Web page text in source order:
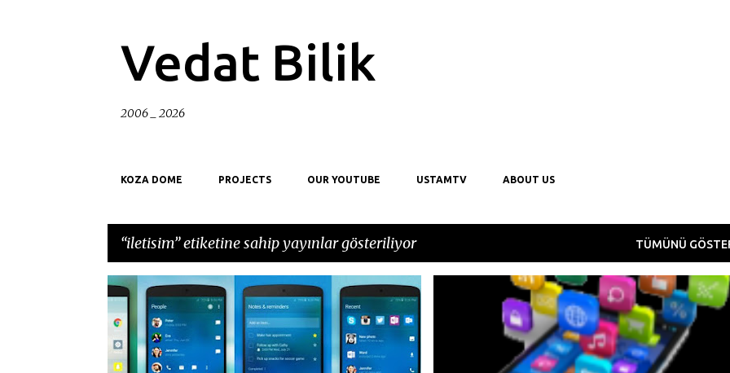
Vedat Bilik
2006 _ 2026
KOZA DOME PROJECTS OUR YOUTUBE USTAMTV ABOUT US
iletisim etiketine sahip yayınlar gösteriliyor TÜMÜNÜ
K
a
y
ARAYUZ BILGISAYAR BULUSLAR 10 CEP FACEBOOK ILETISIM +1